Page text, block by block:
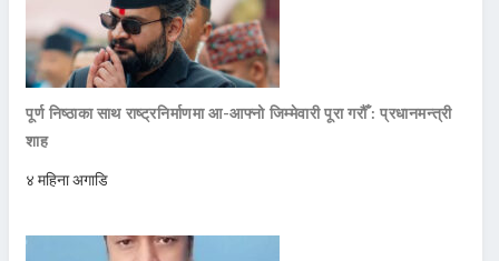
पूर्ण निष्ठाका साथ राष्ट्रनिर्माणमा आ-आफ्नो जिम्मेवारी पूरा गरौँ : प्रधानमन्त्री
शाह
४ महिना अगाडि